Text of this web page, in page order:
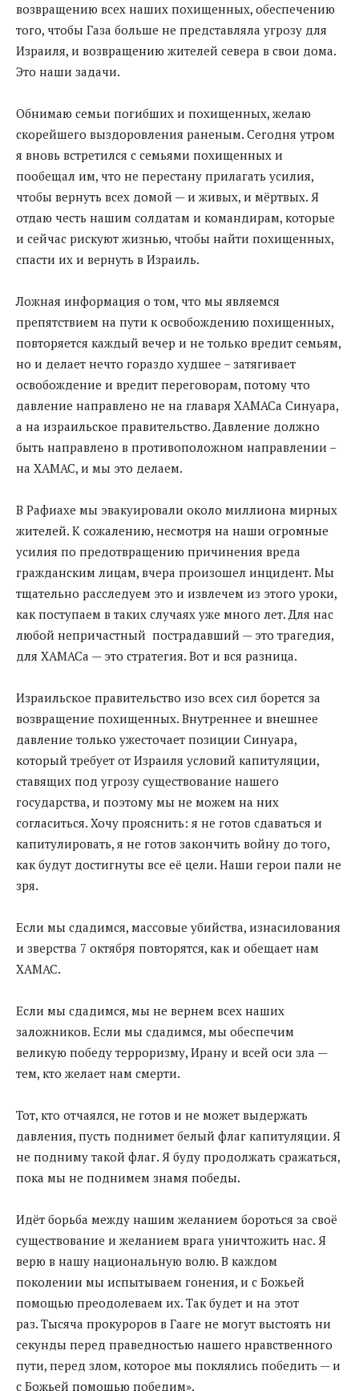
возвращению всех наших похищенных, обеспечению
того, чтобы Газа больше не представляла угрозу для
Израиля, и возвращению жителей севера в свои дома.
Это наши задачи.
Обнимаю семьи погибших и похищенных, желаю
скорейшего выздоровления раненым. Сегодня утром
я вновь встретился с семьями похищенных и
пообещал им, что не перестану прилагать усилия,
чтобы вернуть всех домой — и живых, и мёртвых. Я
отдаю честь нашим солдатам и командирам, которые
и сейчас рискуют жизнью, чтобы найти похищенных,
спасти их и вернуть в Израиль.
Ложная информация о том, что мы являемся
препятствием на пути к освобождению похищенных,
повторяется каждый вечер и не только вредит семьям,
но и делает нечто гораздо худшее – затягивает
освобождение и вредит переговорам, потому что
давление направлено не на главаря ХАМАСа Синуара,
а на израильское правительство. Давление должно
быть направлено в противоположном направлении –
на ХАМАС, и мы это делаем.
В Рафиахе мы эвакуировали около миллиона мирных
жителей. К сожалению, несмотря на наши огромные
усилия по предотвращению причинения вреда
гражданским лицам, вчера произошел инцидент. Мы
тщательно расследуем это и извлечем из этого уроки,
как поступаем в таких случаях уже много лет. Для нас
любой непричастный пострадавший — это трагедия,
для ХАМАСа — это стратегия. Вот и вся разница.
Израильское правительство изо всех сил борется за
возвращение похищенных. Внутреннее и внешнее
давление только ужесточает позиции Синуара,
который требует от Израиля условий капитуляции,
ставящих под угрозу существование нашего
государства, и поэтому мы не можем на них
согласиться. Хочу прояснить: я не готов сдаваться и
капитулировать, я не готов закончить войну до того,
как будут достигнуты все её цели. Наши герои пали не
зря.
Если мы сдадимся, массовые убийства, изнасилования
и зверства 7 октября повторятся, как и обещает нам
ХАМАС.
Если мы сдадимся, мы не вернем всех наших
заложников. Если мы сдадимся, мы обеспечим
великую победу терроризму, Ирану и всей оси зла —
тем, кто желает нам смерти.
Тот, кто отчаялся, не готов и не может выдержать
давления, пусть поднимет белый флаг капитуляции. Я
не подниму такой флаг. Я буду продолжать сражаться,
пока мы не поднимем знамя победы.
Идёт борьба между нашим желанием бороться за своё
существование и желанием врага уничтожить нас. Я
верю в нашу национальную волю. В каждом
поколении мы испытываем гонения, и с Божьей
помощью преодолеваем их. Так будет и на этот
раз. Тысяча прокуроров в Гааге не могут выстоять ни
секунды перед праведностью нашего нравственного
пути, перед злом, которое мы поклялись победить — и
с Божьей помощью победим».